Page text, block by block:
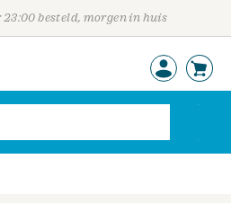
23:00 besteld, morgen in huis